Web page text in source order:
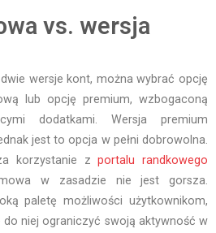
vs. wersja
wersje kont, można wybrać opcję
lub opcję premium, wzbogaconą
dodatkami. Wersja premium
jest to opcja w pełni dobrowolna.
korzystanie zportalu randkowego
w zasadzie nie jest gorsza.
paletę możliwości użytkownikom,
do niej ograniczyć swoją aktywność w